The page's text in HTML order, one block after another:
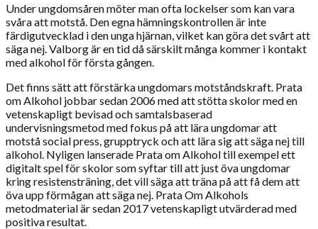
Under ungdomsåren möter man ofta lockelser som kan vara
svåra att motstå. Den egna hämningskontrollen är inte
färdigutvecklad i den unga hjärnan, vilket kan göra det svårt att
säga nej. Valborg är en tid då särskilt många kommer i kontakt
med alkohol för första gången.
Det finns sätt att förstärka ungdomars motståndskraft. Prata
om Alkohol jobbar sedan 2006 med att stötta skolor med en
vetenskapligt bevisad och samtalsbaserad
undervisningsmetod med fokus på att lära ungdomar att
motstå social press, grupptryck och att lära sig att säga nej till
alkohol. Nyligen lanserade Prata om Alkohol till exempel ett
digitalt spel för skolor som syftar till att just öva ungdomar
kring resistensträning, det vill säga att träna på att få dem att
öva upp förmågan att säga nej. Prata Om Alkohols
metodmaterial är sedan 2017 vetenskapligt utvärderad med
positiva resultat.